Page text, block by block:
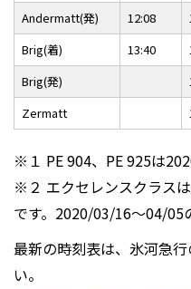
Andermatt(発)
12:08
Brig(着)
13:40
Brig(発)
Zermatt
※１ PE 904、PE 925は
※２ エクセレンスクラス
です。2020/03/16～04/05
最新の時刻表は、氷河急
い。